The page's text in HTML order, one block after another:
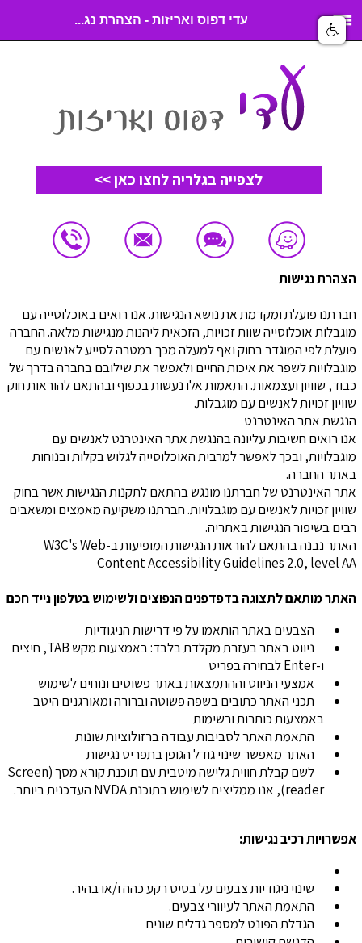
עדי דפוס ואריזות - הצהרת נג...
לצפייה בגלריה לחצו כאן >>
הצהרת נגישות
חברתנו פועלת ומקדמת את נושא הנגישות. אנו רואים באוכלוסייה עם
מוגבלות אוכלוסייה שוות זכויות, הזכאית ליהנות מנגישות מלאה. החברה
פועלת לפי המוגדר בחוק ואף למעלה מכך במטרה לסייע לאנשים עם
מוגבלויות לשפר את איכות החיים ולאפשר את שילובם בחברה בדרך של
כבוד, שוויון ועצמאות. התאמות אלו נעשות בכפוף ובהתאם להוראות חוק
שוויון זכויות לאנשים עם מוגבלות.
הנגשת אתר האינטרנט
אנו רואים חשיבות עליונה בהנגשת אתר האינטרנט לאנשים עם
מוגבלויות, ובכך לאפשר למרבית האוכלוסייה לגלוש בקלות ובנוחות
באתר החברה.
אתר האינטרנט של חברתנו מונגש בהתאם לתקנות הנגישות אשר בחוק
שוויון זכויות לאנשים עם מוגבלויות. חברתנו משקיעה מאמצים ומשאבים
רבים בשיפור הנגישות באתריה.
האתר נבנה בהתאם להוראות הנגישות המופיעות ב-W3C's Web
Content Accessibility Guidelines 2.0, level AA
האתר מותאם לתצוגה בדפדפנים הנפוצים ולשימוש בטלפון נייד חכם
הצבעים באתר הותאמו על פי דרישות הניגודיות
ניווט באתר בעזרת מקלדת בלבד: באמצעות מקש TAB, חיצים
ו-Enter לבחירה בפריט
אמצעי הניווט וההתמצאות באתר פשוטים ונוחים לשימוש
תכני האתר כתובים בשפה פשוטה וברורה ומאורגנים היטב
באמצעות כותרות ורשימות
התאמת האתר לסביבות עבודה ברזולוציות שונות
האתר מאפשר שינוי גודל הגופן בתפריט נגישות
לשם קבלת חווית גלישה מיטבית עם תוכנת קורא מסך (Screen
reader), אנו ממליצים לשימוש בתוכנת NVDA העדכנית ביותר.
אפשרויות רכיב נגישות:
שינוי ניגודיות צבעים על בסיס רקע כהה ו/או בהיר.
התאמת האתר לעיוורי צבעים.
הגדלת הפונט למספר גדלים שונים